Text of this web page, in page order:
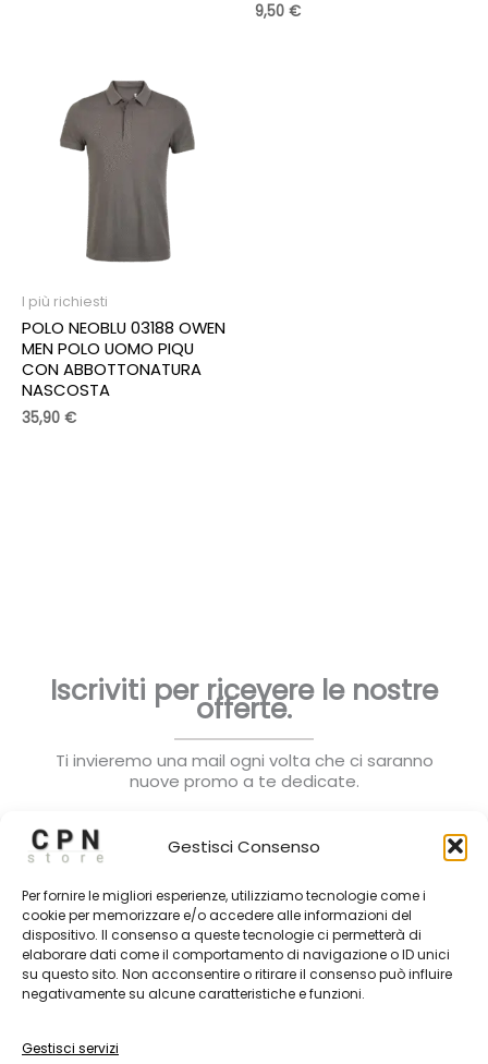
Gestisci Consenso
Per fornire le migliori esperienze, utilizziamo tecnologie come i
cookie per memorizzare e/o accedere alle informazioni del
dispositivo. Il consenso a queste tecnologie ci permetterà di
elaborare dati come il comportamento di navigazione o ID unici
su questo sito. Non acconsentire o ritirare il consenso può influire
negativamente su alcune caratteristiche e funzioni.
Gestisci servizi
9,50 €
I più richiesti
POLO NEOBLU 03188 OWEN
MEN POLO UOMO PIQU
CON ABBOTTONATURA
NASCOSTA
35,90 €
Iscriviti per ricevere le nostre
offerte.
Ti invieremo una mail ogni volta che ci saranno
nuove promo a te dedicate.
Subscribe